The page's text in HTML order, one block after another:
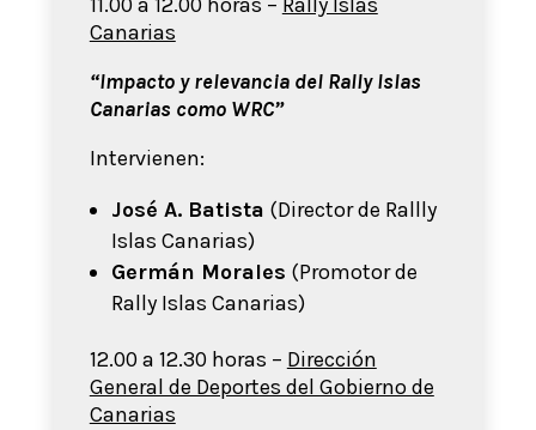
Canarias
“Impacto y relevancia del Rally Islas
Canarias como WRC”
Intervienen:
José A. Batista (Director de Rallly
Islas Canarias)
Germán Morales (Promotor de
Rally Islas Canarias)
12.00 a 12.30 horas – Dirección
General de Deportes del Gobierno de
Canarias